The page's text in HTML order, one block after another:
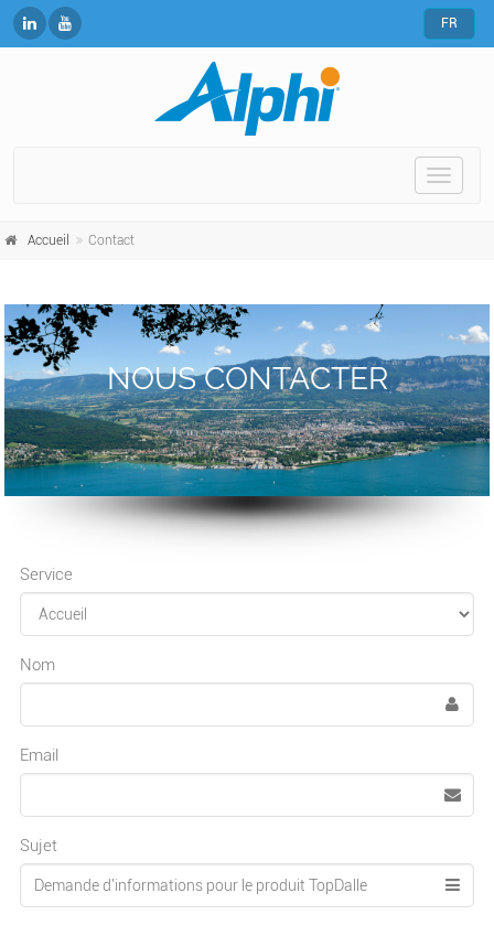
FR
Toggle
Accueil Contact
NOUS CONTACTER
Service
Nom
Email
Sujet